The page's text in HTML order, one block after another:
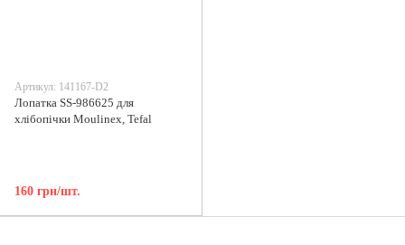
Артикул: 141167-D2
Лопатка SS-986625 для
хлібопічки Moulinex, Tefal
160 грн/шт.